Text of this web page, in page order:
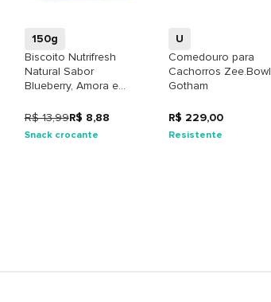
150g
Biscoito Nutrifresh
Natural Sabor
Blueberry, Amora e
Adultos
R$ 13,99R$ 8,88
Snack crocante
U
Comedouro para
Cachorros Zee.Bowl
Gotham
R$ 229,00
Resistente